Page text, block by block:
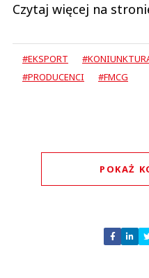
Czytaj więcej na
#EKSPORT
#PRODUCENCI
#FMCG
POKAŻ
Nie
Zostaw